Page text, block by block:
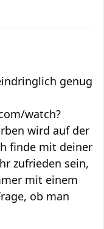
genug
watch?
wird auf der
finde mit deiner
zufrieden sein,
mit einem
ob man